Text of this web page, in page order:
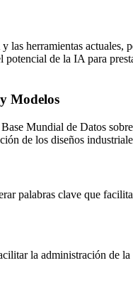
herramientas
de la IA para
Modelos
Mundial de Datos
de los diseños
palabras clave que
la administración de